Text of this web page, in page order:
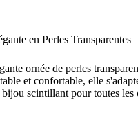
en Perles Transparentes
ornée de perles
et confortable, elle
scintillant pour toutes les